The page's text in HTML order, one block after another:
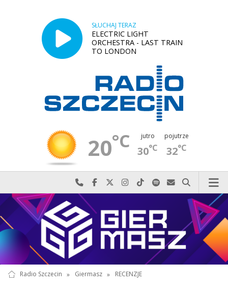
SŁUCHAJ TERAZ
ELECTRIC LIGHT
ORCHESTRA - LAST TRAIN
TO LONDON
20°C jutro
30°C
pojutrze
32°C
Najlepiej po prostu do nas zadzwoń
Odwiedź nas na Facebook-u
Odwiedź nas na X
Odwiedź nas na Instagram-ie
Odwiedź nas na TikTok-u
Szukaj nas na Spotify
Wyślij do nas
Szukaj
Radio Szczecin » Giermasz » RECENZJE